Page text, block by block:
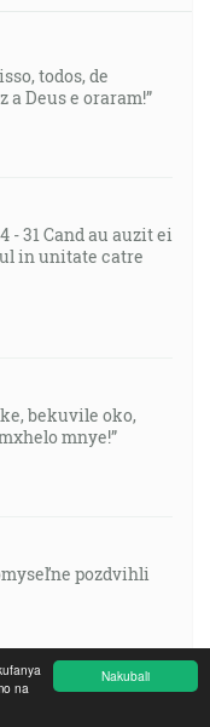
Nakubali
na
todos, de
Deus e oraram!”
- 31 Cand au auzit ei
in unitate catre
bekuvile oko,
mnye!”
pozdvihli